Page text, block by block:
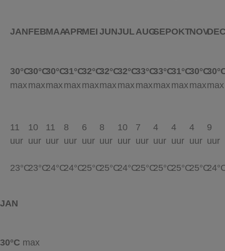
JAN
30°C
max
11
uur
23°C
FEB
30°C
max
10
uur
23°C
MAA
30°C
max
11
uur
24°C
APR
31°C
max
8
uur
24°C
MEI
32°C
max
6
uur
25°C
JUN
32°C
max
8
uur
25°C
JUL
32°C
max
10
uur
24°C
AUG
33°C
max
7
uur
25°C
SEP
33°C
max
4
uur
25°C
OKT
31°C
max
4
uur
25°C
NOV
30°C
max
4
uur
25°C
max
9
uur
JAN
30°C max